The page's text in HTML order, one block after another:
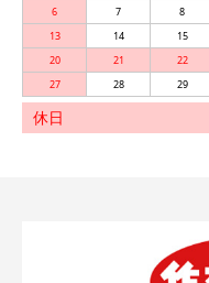
6
7 8
13
14 15
20
21 22
27
28 29
休日